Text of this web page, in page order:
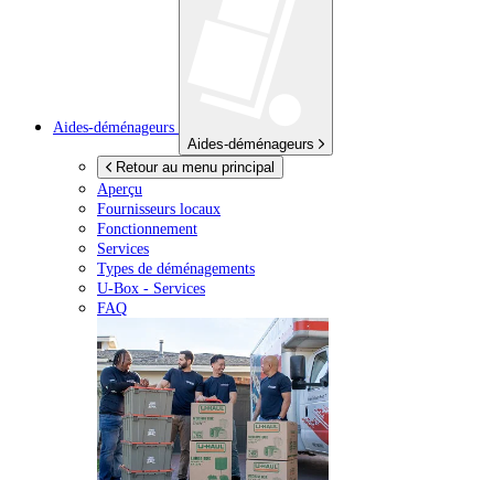
Aides-déménageurs
Aides-déménageurs
Retour au menu principal
Aperçu
Fournisseurs locaux
Fonctionnement
Services
Types de déménagements
U-Box - Services
FAQ